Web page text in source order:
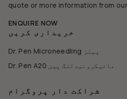
quote or more information from
ENQUIRE NOW
خریداری کریں
Dr. Pen Microneedling پینز
Dr. Pen A20 مائیکرونیدلنگ پین
شراکت دار پروگرام